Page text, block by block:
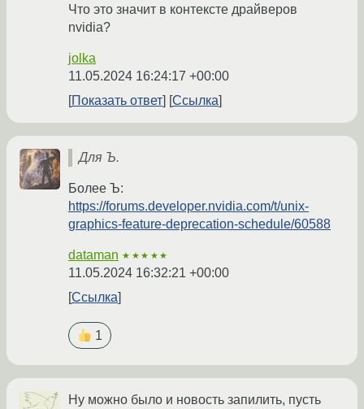
Что это значит в контексте драйверов
nvidia?
jolka
11.05.2024 16:24:17 +00:00
Показать ответ
Ссылка
Для Ъ.
Более Ъ:
https://forums.developer.nvidia.com/t/unix-
graphics-feature-deprecation-schedule/60588
dataman ★★★★★
11.05.2024 16:32:21 +00:00
Ссылка
1
Ну можно было и новость запилить, пусть